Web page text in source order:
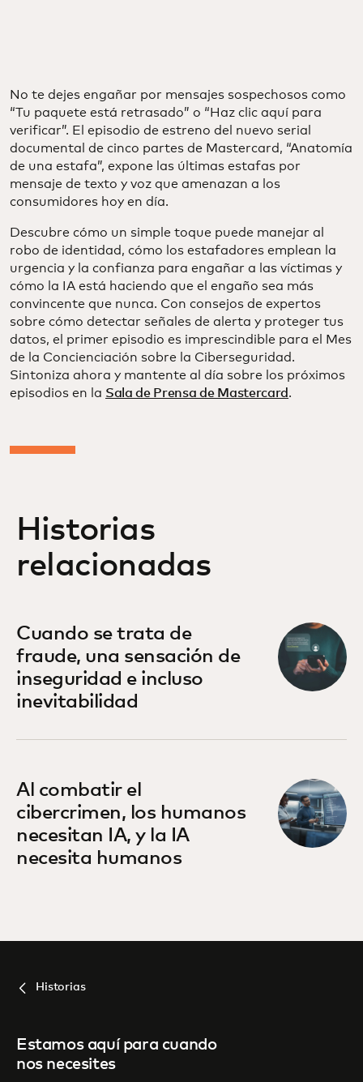
No te dejes engañar por mensajes sospechosos como
“Tu paquete está retrasado” o “Haz clic aquí para
verificar”. El episodio de estreno del nuevo serial
documental de cinco partes de Mastercard, “Anatomía
de una estafa”, expone las últimas estafas por
mensaje de texto y voz que amenazan a los
consumidores hoy en día.
Descubre cómo un simple toque puede manejar al
robo de identidad, cómo los estafadores emplean la
urgencia y la confianza para engañar a las víctimas y
cómo la IA está haciendo que el engaño sea más
convincente que nunca. Con consejos de expertos
sobre cómo detectar señales de alerta y proteger tus
datos, el primer episodio es imprescindible para el Mes
de la Concienciación sobre la Ciberseguridad.
Sintoniza ahora y mantente al día sobre los próximos
episodios en la Sala de Prensa de Mastercard .
Historias
relacionadas
Cuando se trata de
fraude, una sensación de
inseguridad e incluso
inevitabilidad
Al combatir el
cibercrimen, los humanos
necesitan IA, y la IA
necesita humanos
Historias
Estamos aquí para cuando
nos necesites